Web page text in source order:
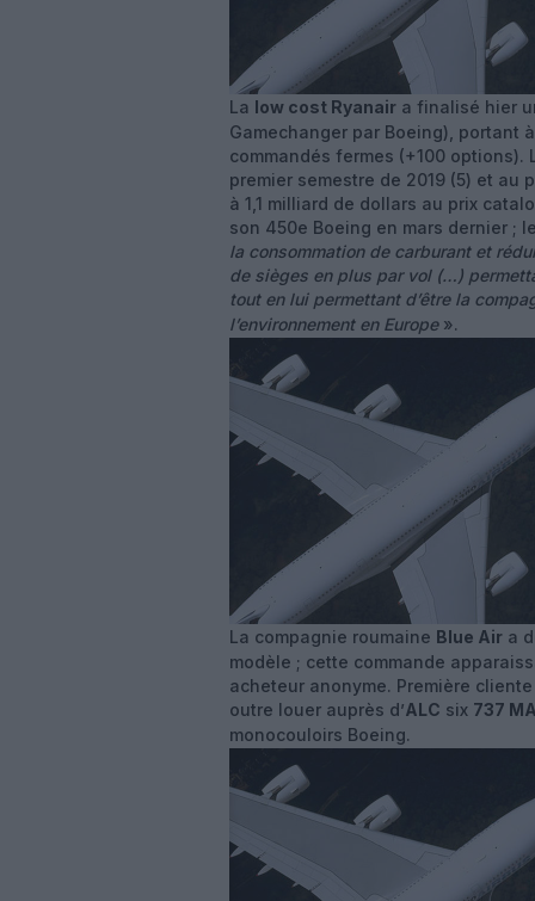
La low cost Ryanair a finalisé hier
Gamechanger par Boeing), portant
commandés fermes (+100
premier semestre de 2019 (5) et au
à 1,1 milliard de dollars au prix
son 450e Boeing en mars dernier ;
la consommation de carburant et
de sièges en plus par vol (…)
tout en lui permettant d’être la
l’environnement en Europe».
La compagnie roumaine Blue Air a
modèle ; cette commande
acheteur anonyme. Première
outre louer auprès d’ALC six 737
monocouloirs Boeing.